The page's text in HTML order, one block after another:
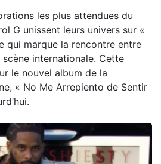
les plus attendues du
G unissent leurs univers sur «
qui marque la rencontre entre
internationale. Cette
le nouvel album de la
« No Me Arrepiento de Sentir